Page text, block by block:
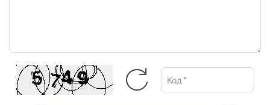
Код *